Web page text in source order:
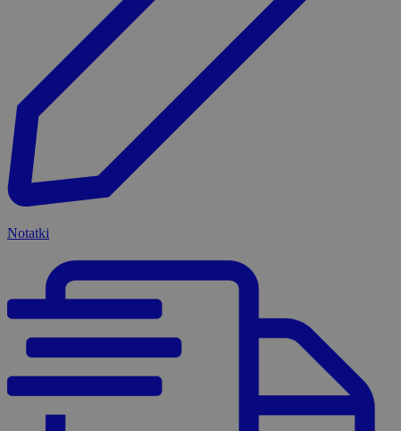
Notatki